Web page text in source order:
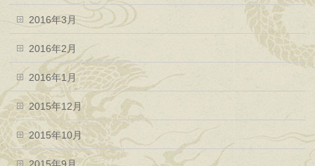
2016年3月
2016年2月
2016年1月
2015年12月
2015年10月